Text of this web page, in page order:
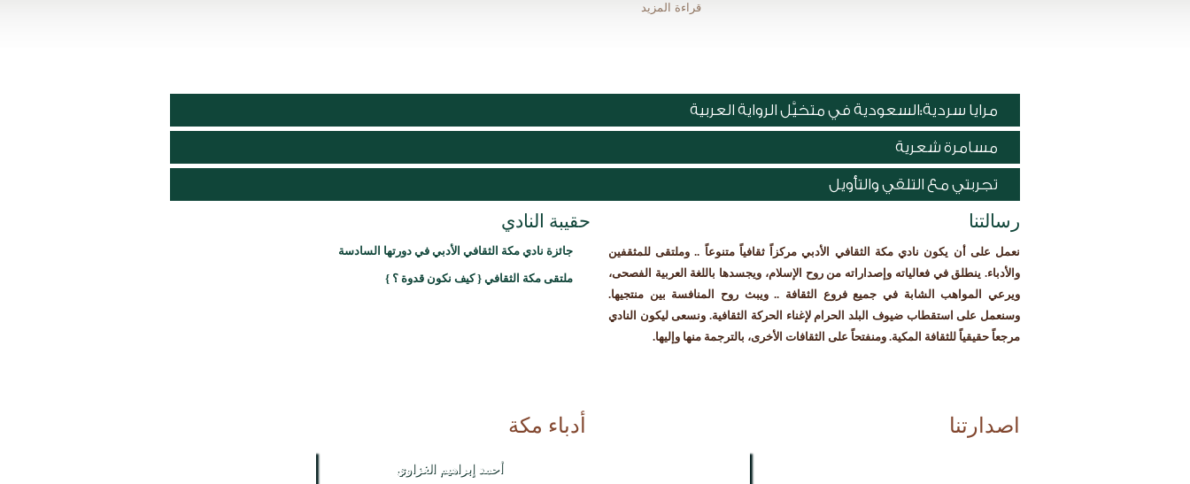
قراءة المزيد
مرايا سردية:السعودية في متخيَّل الرواية العربية
مسامرة شعرية
تجربتي مع التلقي والتأويل
رسالتنا
نعمل على أن يكون نادي مكة الثقافي الأدبي مركزاً ثقافياً متنوعاً .. وملتقى للمثقفين
والأدباء. ينطلق في فعالياته وإصداراته من روح الإسلام، ويجسدها باللغة العربية الفصحى،
ويرعي المواهب الشابة في جميع فروع الثقافة .. ويبث روح المنافسة بين منتجيها.
وسنعمل على استقطاب ضيوف البلد الحرام لإغناء الحركة الثقافية. ونسعى ليكون النادي
مرجعاً حقيقياً للثقافة المكية. ومنفتحاً على الثقافات الأخرى، بالترجمة منها وإليها.
حقيبة النادي
جائزة نادي مكة الثقافي الأدبي في دورتها السادسة
ملتقى مكة الثقافي { كيف نكون قدوة ؟ }
اصدارتنا أدباء مكة